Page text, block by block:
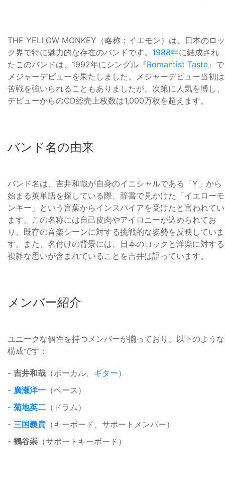
THE YELLOW MONKEY（略称：イエモン）は、日本のロッ
ク界で特に魅力的な存在のバンドです。 1988年に結成され
たこのバンドは、1992年にシングル『Romantist Taste』で
メジャーデビューを果たしました。メジャーデビュー当初は
苦戦を強いられることもありましたが、次第に人気を博し、
デビューからのCD総売上枚数は1,000万枚を超えます。
バンド名の由来
バンド名は、吉井和哉が自身のイニシャルである「Y」から
始まる英単語を探している際、辞書で見かけた「イエローモ
ンキー」という言葉からインスパイアを受けたと言われてい
ます。この名称には自己皮肉やアイロニーが込められてお
り、既存の音楽シーンに対する挑戦的な姿勢を反映していま
す。また、名付けの背景には、日本のロックと洋楽に対する
複雑な思いが含まれていることを吉井は語っています。
メンバー紹介
ユニークな個性を持つメンバーが揃っており、以下のような
構成です：
- 吉井和哉 （ボーカル、 ギター）
- 廣瀬洋一 （ベース）
- 菊地英二 （ドラム）
- 三国義貴 （キーボード、サポートメンバー）
- 鶴谷崇 （サポートキーボード）